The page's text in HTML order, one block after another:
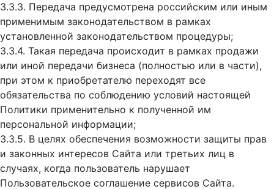
3.3.3. Передача предусмотрена российским или иным
применимым законодательством в рамках
установленной законодательством процедуры;
3.3.4. Такая передача происходит в рамках продажи
или иной передачи бизнеса (полностью или в части),
при этом к приобретателю переходят все
обязательства по соблюдению условий настоящей
Политики применительно к полученной им
персональной информации;
3.3.5. В целях обеспечения возможности защиты прав
и законных интересов Сайта или третьих лиц в
случаях, когда пользователь нарушает
Пользовательское соглашение сервисов Сайта.